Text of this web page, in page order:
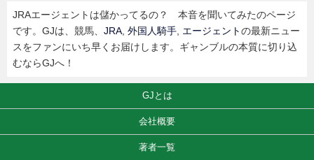
JRAエージェントは儲かってるの？ 本音を聞いてみたのページ
です。GJは、競馬、 JRA, 外国人騎手, エージェントの最新ニュー
スをファンにいち早くお届けします。ギャンブルの本質に切り込
むならGJへ！
GJとは
会社概要
著者一覧